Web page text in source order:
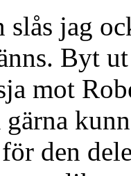
slås jag
Byt
mot
den